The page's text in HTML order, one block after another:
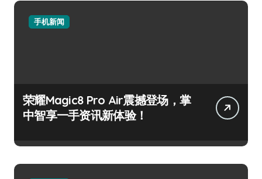
手机新闻
荣耀Magic8 Pro Air震撼登场，掌
中智享一手资讯新体验！